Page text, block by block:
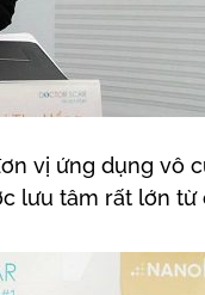
vị ứng dụng vô
lưu tâm rất lớn từ